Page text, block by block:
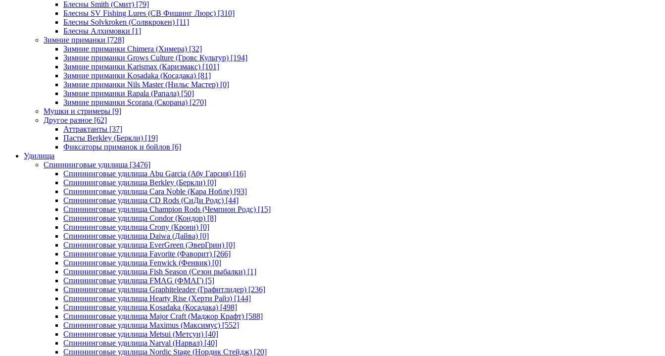
Блесны Smith (Смит) [79]
Блесны SV Fishing Lures (СВ Фишинг Люрс) [310]
Блесны Solvkroken (Солвкрокен) [11]
Блесны Алхимовки [1]
Зимние приманки [728]
Зимние приманки Chimera (Химера) [32]
Зимние приманки Grows Culture (Гровс Культур) [194]
Зимние приманки Karismax (Каризмакс) [101]
Зимние приманки Kosadaka (Косадака) [81]
Зимние приманки Nils Master (Нильс Мастер) [0]
Зимние приманки Rapala (Рапала) [50]
Зимние приманки Scorana (Скорана) [270]
Мушки и стримеры [9]
Другое разное [62]
Аттрактанты [37]
Пасты Berkley (Беркли) [19]
Фиксаторы приманок и бойлов [6]
Удилища
Спиннинговые удилища [3476]
Спиннинговые удилища Abu Garcia (Абу Гарсия) [16]
Спиннинговые удилища Berkley (Беркли) [0]
Спиннинговые удилища Cara Noble (Кара Нобле) [93]
Спиннинговые удилища CD Rods (СиДи Родс) [44]
Спиннинговые удилища Champion Rods (Чемпион Родс) [15]
Спиннинговые удилища Condor (Кондор) [8]
Спиннинговые удилища Crony (Крони) [0]
Спиннинговые удилища Daiwa (Дайва) [0]
Спиннинговые удилища EverGreen (ЭверГрин) [0]
Спиннинговые удилища Favorite (Фаворит) [266]
Спиннинговые удилища Fenwick (Фенвик) [0]
Спиннинговые удилища Fish Season (Сезон рыбалки) [1]
Спиннинговые удилища FMAG (ФМАГ) [5]
Спиннинговые удилища Graphiteleader (Графитлидер) [236]
Спиннинговые удилища Hearty Rise (Херти Райз) [144]
Спиннинговые удилища Kosadaka (Косадака) [498]
Спиннинговые удилища Major Craft (Маджор Крафт) [588]
Спиннинговые удилища Maximus (Максимус) [552]
Спиннинговые удилища Metsui (Метсуи) [40]
Спиннинговые удилища Narval (Нарвал) [40]
Спиннинговые удилища Nordic Stage (Нордик Стейдж) [20]